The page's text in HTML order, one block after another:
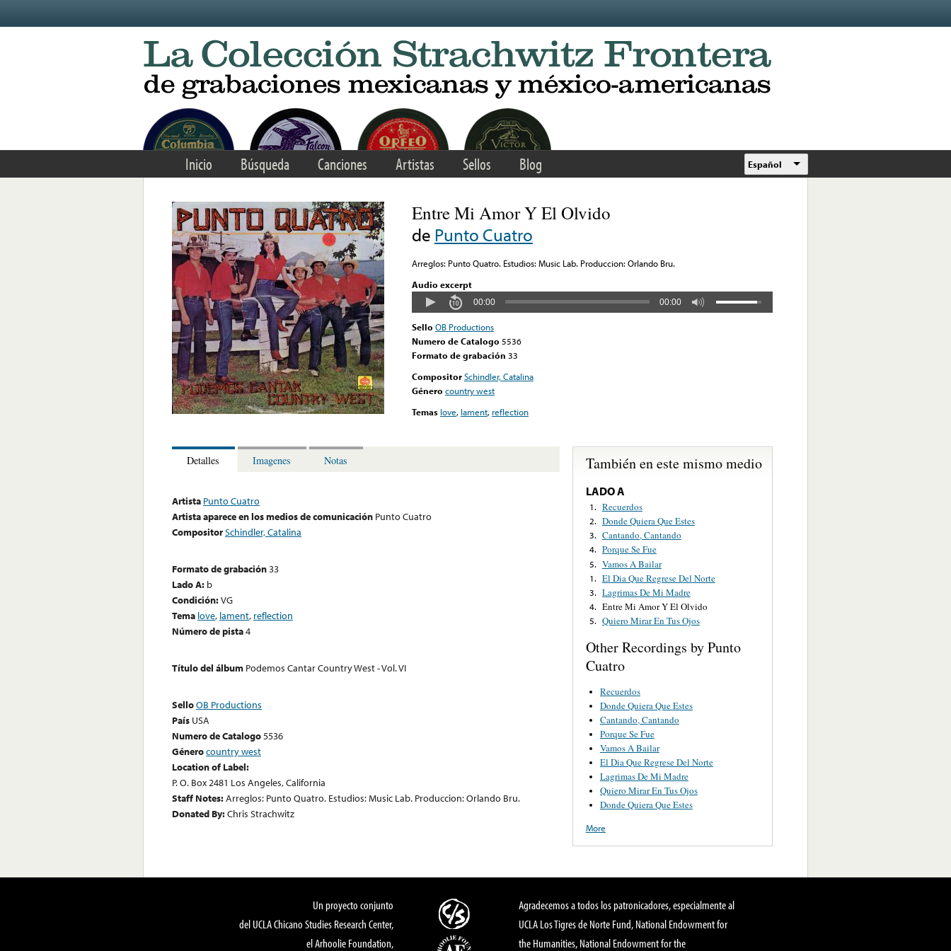
Inicio Búsqueda Canciones Artistas Sellos Blog Español
Entre Mi Amor Y El Olvido
de Punto Cuatro
Arreglos: Punto Quatro. Estudios: Music Lab. Produccion: Orlando Bru.
Audio excerpt
00:00 00:00
Sello OB Productions
Numero de Catalogo 5536
Formato de grabación 33
CompositorSchindler, Catalina
Género country west
Temas love, lament, reflection
Detalles Imagenes Notas
Artista Punto Cuatro
Artista aparece en los medios de comunicación Punto Cuatro
CompositorSchindler, Catalina
Formato de grabación33
Lado A: b
Condición:VG
Tema love, lament, reflection
Número de pista4
Título del álbum Podemos Cantar Country West - Vol. VI
SelloOB Productions
País USA
Numero de Catalogo5536
Génerocountry west
Location of Label:
P. O. Box 2481 Los Angeles, California
Staff Notes:Arreglos: Punto Quatro. Estudios: Music Lab. Produccion: Orlando Bru.
Donated By:Chris Strachwitz
También en este mismo medio
LADO A
1. Recuerdos
2. Donde Quiera Que Estes
3. Cantando, Cantando
4. Porque Se Fue
5. Vamos A Bailar
1. El Dia Que Regrese Del Norte
3. Lagrimas De Mi Madre
4. Entre Mi Amor Y El Olvido
5. Quiero Mirar En Tus Ojos
Other Recordings by Punto
Cuatro
Recuerdos
Donde Quiera Que Estes
Cantando, Cantando
Porque Se Fue
Vamos A Bailar
El Dia Que Regrese Del Norte
Lagrimas De Mi Madre
Quiero Mirar En Tus Ojos
Donde Quiera Que Estes
More
Un proyecto conjunto
del UCLA Chicano Studies Research Center,
el Arhoolie Foundation,
Agradecemos a todos los patronicadores, especialmente al
UCLA Los Tigres de Norte Fund, National Endowment for
the Humanities, National Endowment for the